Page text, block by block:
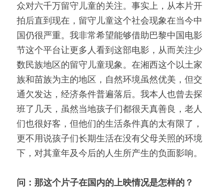
众对六千万留守儿童的关注。事实上，从本片开
拍后直到现在，留守儿童这个社会现象在当今中
国仍很严重。我非常希望能够借助巴黎中国电影
节这个平台让更多人看到这部电影，从而关注少
数民族地区的留守儿童现象。在湘西这个以土家
族和苗族为主的地区，自然环境虽然优美，但交
通欠发达，经济条件普遍落后。我本人也曾去探
班了几天，虽然当地孩子们都很天真善良，老人
们也很好客，但他们的生活条件真的太有限了，
更不用说孩子们长期生活在没有父母关照的环境
下，对其童年及今后的人生所产生的负面影响。
问：那这个片子在国内的上映情况是怎样的？